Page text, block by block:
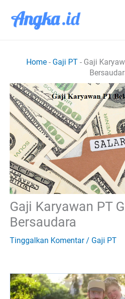
Home- Gaji PT- Gaji
Gaji Karyawan PT
Bersaudara
Tinggalkan Komentar / Gaji PT